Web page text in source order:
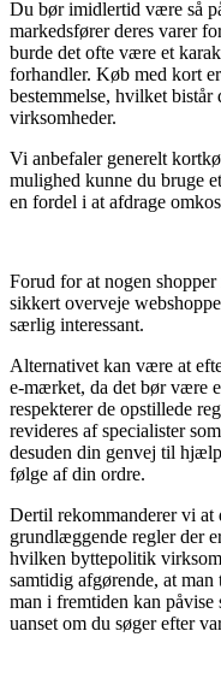
Du bør imidlertid være så
markedsfører deres varer
burde det ofte være et
forhandler. Køb med kort
bestemmelse, hvilket
virksomheder.
Vi anbefaler generelt
mulighed kunne du bruge
en fordel i at afdrage
Forud for at nogen
sikkert overveje
særlig interessant.
Alternativet kan være at
e-mærket, da det bør være
respekterer de opstillede
revideres af specialister
desuden din genvej til
følge af din ordre.
Dertil rekommanderer vi
grundlæggende regler der
hvilken byttepolitik
samtidig afgørende, at
man i fremtiden kan
uanset om du søger efter